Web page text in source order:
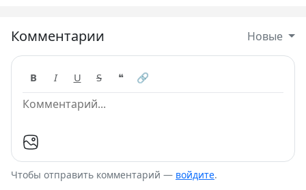
Комментарии Новые
B I U S ❝ 🔗
Чтобы отправить комментарий — войдите.